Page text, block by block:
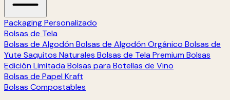
Packaging Personalizado
Bolsas de Tela
Bolsas de Algodón Bolsas de Algodón Orgánico Bolsas de
Yute Saquitos Naturales Bolsas de Tela Premium Bolsas
Edición Limitada Bolsas para Botellas de Vino
Bolsas de Papel Kraft
Bolsas Compostables